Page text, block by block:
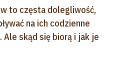
to częsta dolegliwość,
na ich codzienne
skąd się biorą i jak je